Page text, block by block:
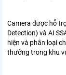
Camera được hỗ
Detection) và AI
hiện và phân loại
thường trong khu